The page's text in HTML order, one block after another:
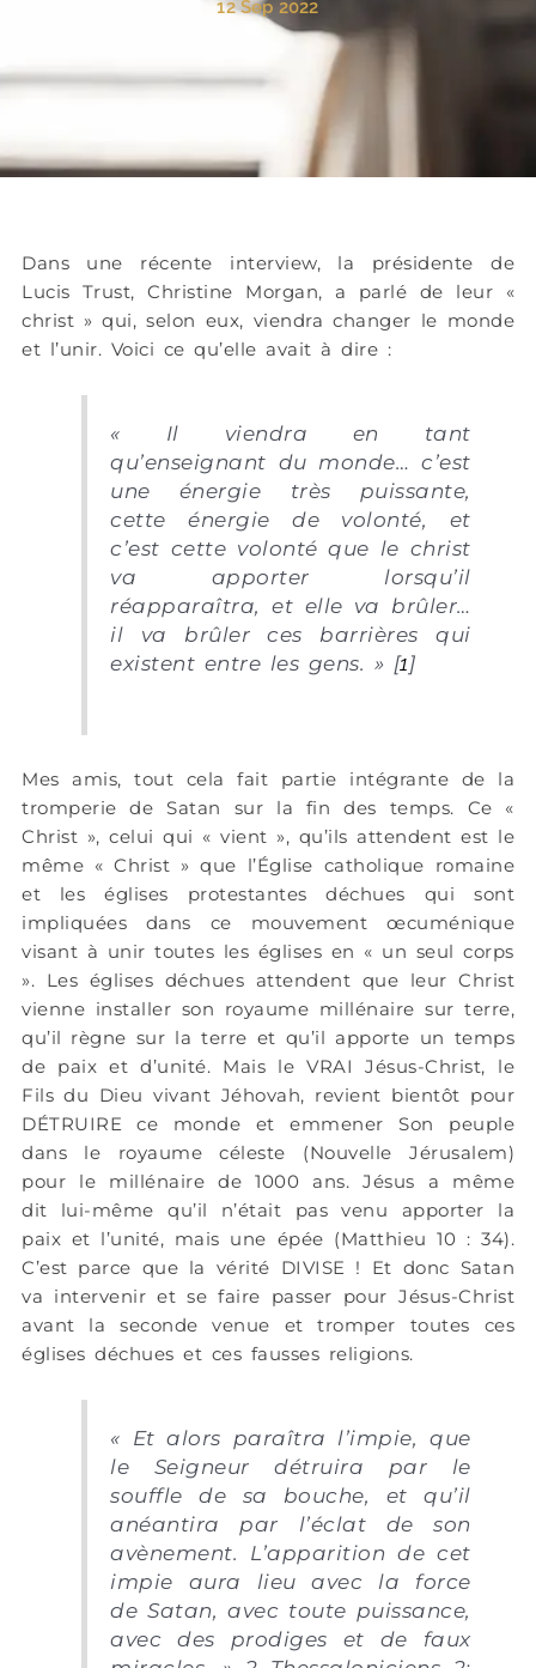
12 Sep 2022
Dans une récente interview, la présidente de
Lucis Trust, Christine Morgan, a parlé de leur «
christ » qui, selon eux, viendra changer le monde
et l’unir. Voici ce qu’elle avait à dire :
« Il viendra en tant
qu’enseignant du monde… c’est
une énergie très puissante,
cette énergie de volonté, et
c’est cette volonté que le christ
va apporter lorsqu’il
réapparaîtra, et elle va brûler…
il va brûler ces barrières qui
existent entre les gens. » [1]
Mes amis, tout cela fait partie intégrante de la
tromperie de Satan sur la fin des temps. Ce «
Christ », celui qui « vient », qu’ils attendent est le
même « Christ » que l’Église catholique romaine
et les églises protestantes déchues qui sont
impliquées dans ce mouvement œcuménique
visant à unir toutes les églises en « un seul corps
». Les églises déchues attendent que leur Christ
vienne installer son royaume millénaire sur terre,
qu’il règne sur la terre et qu’il apporte un temps
de paix et d’unité. Mais le VRAI Jésus-Christ, le
Fils du Dieu vivant Jéhovah, revient bientôt pour
DÉTRUIRE ce monde et emmener Son peuple
dans le royaume céleste (Nouvelle Jérusalem)
pour le millénaire de 1000 ans. Jésus a même
dit lui-même qu’il n’était pas venu apporter la
paix et l’unité, mais une épée (Matthieu 10 : 34).
C’est parce que la vérité DIVISE ! Et donc Satan
va intervenir et se faire passer pour Jésus-Christ
avant la seconde venue et tromper toutes ces
églises déchues et ces fausses religions.
« Et alors paraîtra l’impie, que
le Seigneur détruira par le
souffle de sa bouche, et qu’il
anéantira par l’éclat de son
avènement. L’apparition de cet
impie aura lieu avec la force
de Satan, avec toute puissance,
avec des prodiges et de faux